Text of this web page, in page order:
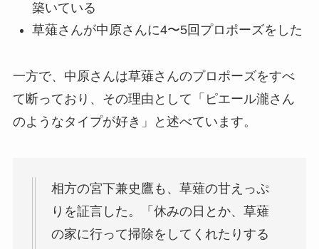
築いている
草薙さんが中原さんに4〜5回プロポーズをした
一方で、中原さんは草薙さんのプロポーズをすべ
て断っており、その理由として「ピエール瀧さん
のようなタイプが好き」と述べています。
相方の宮下兼史鷹も、草薙の甘えっぷ
りを証言した。「休みの日とか、草薙
の家に行って掃除をしてくれたりする